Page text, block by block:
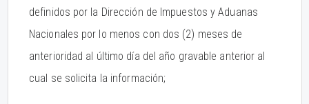
definidos por la Dirección de Impuestos y Aduanas
Nacionales por lo menos con dos (2) meses de
anterioridad al último día del año gravable anterior al
cual se solicita la información;